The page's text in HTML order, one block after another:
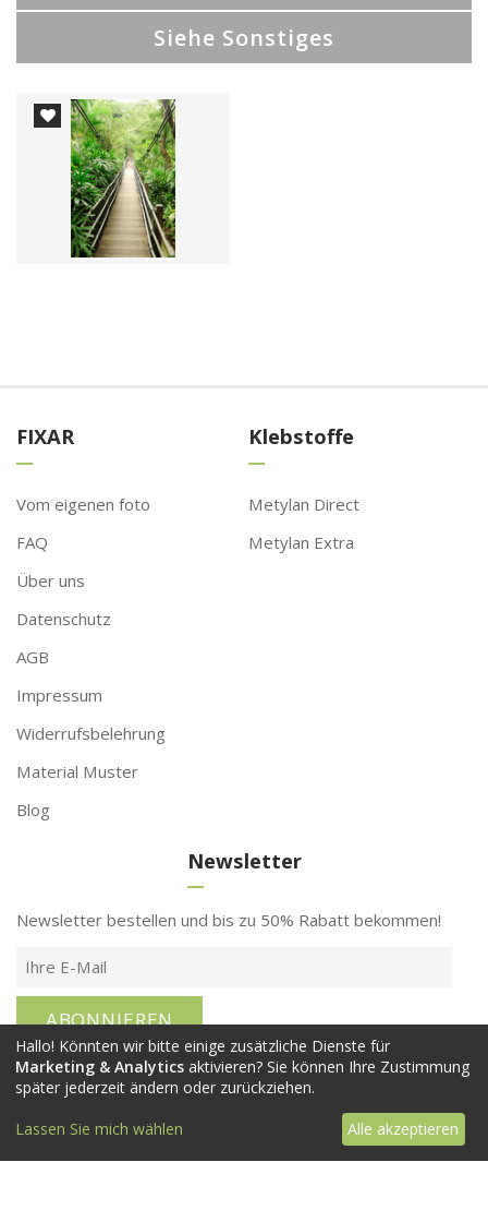
Siehe Sonstiges
FIXAR
Vom eigenen foto
FAQ
Über uns
Datenschutz
AGB
Impressum
Widerrufsbelehrung
Material Muster
Blog
Klebstoffe
Metylan Direct
Metylan Extra
Newsletter
Newsletter bestellen und bis zu 50% Rabatt bekommen!
ABONNIEREN
Ihre Daten werden nicht weitergegeben! Den Newsletter
können Sie jederzeit abbestellen.
Hallo! Könnten wir bitte einige zusätzliche Dienste für
Marketing & Analytics aktivieren? Sie können Ihre Zustimmung
später jederzeit ändern oder zurückziehen.
Lassen Sie mich wählen Alle akzeptieren